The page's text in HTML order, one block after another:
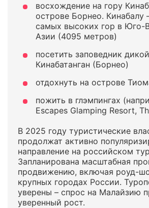
восхождение на гору
острове Борнео. Кинабалу
самых высоких гор в Юго-
Азии (4095 метров)
посетить заповедник
Кинабатанган (Борнео)
отдохнуть на острове
пожить в глэмпингах
Escapes Glamping Resort,
В 2025 году туристические
продолжат активно
направление на российском
Запланирована масштабная
продвижению, включая роуд-
крупных городах России.
уверены – спрос на Малайзию
уверенный рост.